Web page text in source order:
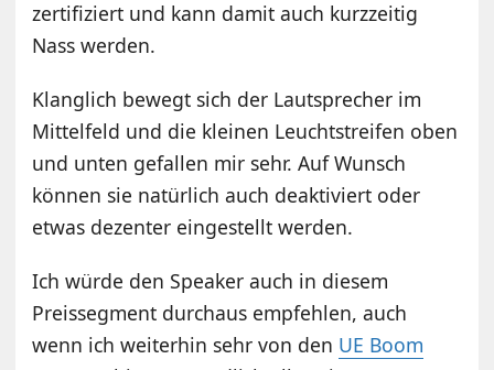
zertifiziert und kann damit auch kurzzeitig
Nass werden.
Klanglich bewegt sich der Lautsprecher im
Mittelfeld und die kleinen Leuchtstreifen oben
und unten gefallen mir sehr. Auf Wunsch
können sie natürlich auch deaktiviert oder
etwas dezenter eingestellt werden.
Ich würde den Speaker auch in diesem
Preissegment durchaus empfehlen, auch
wenn ich weiterhin sehr von den UE Boom